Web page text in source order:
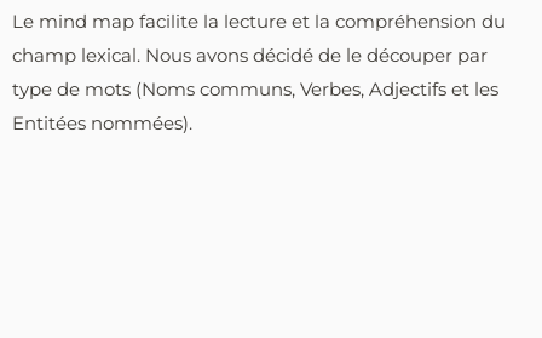
Le mind map facilite la lecture et la compréhension du
champ lexical. Nous avons décidé de le découper par
type de mots (Noms communs, Verbes, Adjectifs et les
Entitées nommées).